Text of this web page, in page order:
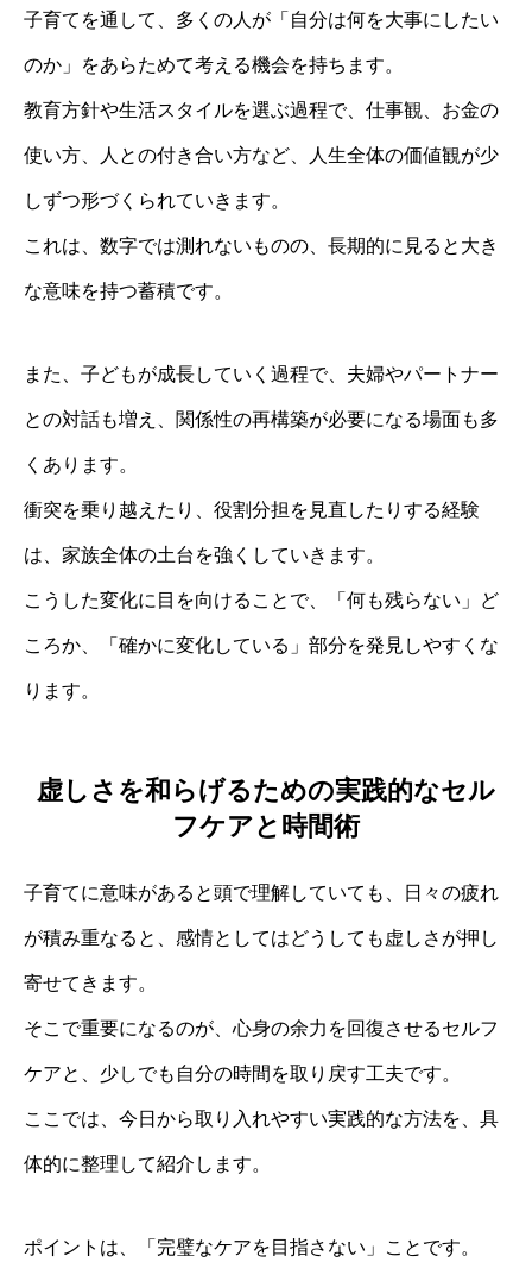
子育てを通して、多くの人が「自分は何を大事にしたい
のか」をあらためて考える機会を持ちます。
教育方針や生活スタイルを選ぶ過程で、仕事観、お金の
使い方、人との付き合い方など、人生全体の価値観が少
しずつ形づくられていきます。
これは、数字では測れないものの、長期的に見ると大き
な意味を持つ蓄積です。
また、子どもが成長していく過程で、夫婦やパートナー
との対話も増え、関係性の再構築が必要になる場面も多
くあります。
衝突を乗り越えたり、役割分担を見直したりする経験
は、家族全体の土台を強くしていきます。
こうした変化に目を向けることで、「何も残らない」ど
ころか、「確かに変化している」部分を発見しやすくな
ります。
虚しさを和らげるための実践的なセル
フケアと時間術
子育てに意味があると頭で理解していても、日々の疲れ
が積み重なると、感情としてはどうしても虚しさが押し
寄せてきます。
そこで重要になるのが、心身の余力を回復させるセルフ
ケアと、少しでも自分の時間を取り戻す工夫です。
ここでは、今日から取り入れやすい実践的な方法を、具
体的に整理して紹介します。
ポイントは、「完璧なケアを目指さない」ことです。